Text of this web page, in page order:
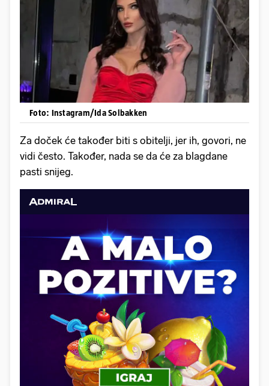
Foto: Instagram/Ida Solbakken
Za doček će također biti s obitelji, jer ih, govori, ne
vidi često. Također, nada se da će za blagdane
pasti snijeg.